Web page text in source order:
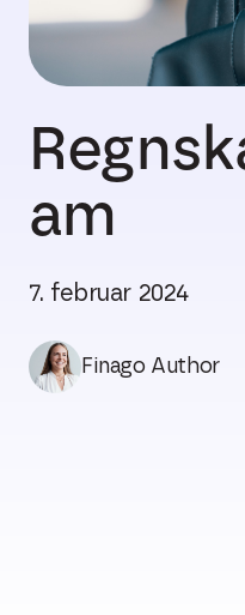
am
7. februar 2024
Finago Author